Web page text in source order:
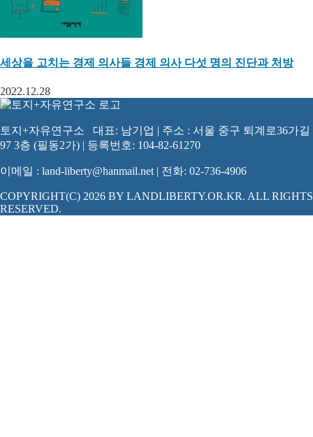
세상을 고치는 경제 의사들 경제 의사 다섯 명의 진단과 처방
2022.12.28
토지+자유연구소 대표: 남기업 | 주소 : 서울 중구 퇴계로36가길
97 3층 (필동2가) | 등록번호: 104-82-61270
이메일 : land-liberty@hanmail.net | 전화: 02-736-4906
COPYRIGHT(C) 2026 BY LANDLIBERTY.OR.KR. ALL RIGHTS
RESERVED.